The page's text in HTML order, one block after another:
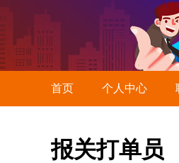
首页 个人中心
报关打单员